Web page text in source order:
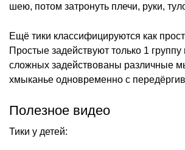
шею, потом затронуть плечи, руки,
Ещё тики классифицируются как
Простые задействуют только 1
сложных задействованы различные
хмыканье одновременно с
Полезное видео
Тики у детей: